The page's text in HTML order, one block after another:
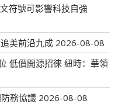
符號可影響科技自強
美前沿九成 2026-08-08
低價開源招徠 紐時：華領
務協議 2026-08-08